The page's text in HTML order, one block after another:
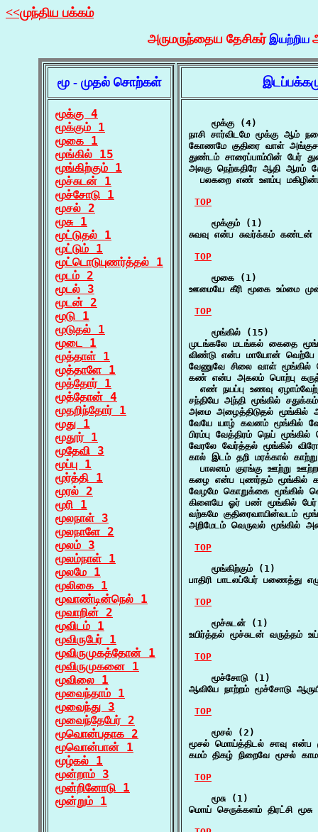
<<முந்திய பக்கம்
அருமருந்தைய தேசிகர் இயற்றிய
மூ - முதல் சொற்கள்
மூக்கு 4
மூக்கும் 1
மூகை 1
மூங்கில் 15
மூங்கிற்கும் 1
மூச்சுடன் 1
மூச்சோடு 1
மூசல் 2
மூசு 1
மூட்டுதல் 1
மூட்டும் 1
மூட்டொடுபுணர்த்தல் 1
மூடம் 2
மூடல் 3
மூடன் 2
மூடு 1
மூடுதல் 1
மூடை 1
மூத்தாள் 1
மூத்தாளே 1
மூத்தோர் 1
மூத்தோன் 4
மூதறிந்தோர் 1
மூது 1
மூதூர் 1
மூதேவி 3
மூப்பு 1
மூர்த்தி 1
மூரல் 2
மூரி 1
மூலநாள் 3
மூலநாளே 2
மூலம் 3
மூலம்நாள் 1
மூலமே 1
மூலிகை 1
மூவாண்டின்நெல் 1
மூவாறின் 2
மூவிடம் 1
மூவிருபேர் 1
மூவிருமுகத்தோன் 1
மூவிருமுகனை 1
மூவிலை 1
மூவைந்தாம் 1
மூவைந்து 3
மூவைந்தேபேர் 2
மூவொன்பதாக 2
மூவொன்பான் 1
மூழ்கல் 1
மூன்றாம் 3
மூன்றினோடு 1
மூன்றும் 1
    மூக்கு (4)
நாசி சார்விடமே மூக்கு
கோணமே குதிரை வாள்
துண்டம் சாரைப்பாம்பின்
அலகு நெற்கதிரே ஆதி ஆரம்
பலகறை எண் உளம்பு
TOP
    மூக்கும் (1)
சுவவு என்ப சுவர்க்கம்
TOP
    மூகை (1)
ஊமையே கீரி மூகை உம்மை
TOP
    மூங்கில் (15)
முடங்கலே மடங்கல் கைதை
விண்டு என்ப மாயோன்
வேணுவே சிலை வாள்
கண் என்ப அகலம் பொற்பு
எண் நயப்பு உணவு
சந்தியே அந்தி மூங்கில்
அமை அழைத்திடுதல் மூங்கில்
வேயே யாழ் கவனம் மூங்கில்
பிரம்பு வேத்திரம் நெய்
வேரலே வேர்த்தல் மூங்கில்
கால் இடம் தறி மரக்கால்
பாலனம் குரங்கு ஊற்று
கழை என்ப புணர்தம் மூங்கில்
வேழமே கொறுக்கை
கிளையே ஓர் பண் மூங்கில்
வற்கமே குதிரைவாயின்வடம்
அறிமேடம் வெருவல்
TOP
    மூங்கிற்கும் (1)
பாதிரி பாடலப்பேர் பணைத்து
TOP
    மூச்சுடன் (1)
உயிர்த்தல் மூச்சுடன்
TOP
    மூச்சோடு (1)
ஆவியே நாற்றம் மூச்சோடு
TOP
    மூசல் (2)
மூசல் மொய்த்திடல் சாவு என்ப
கமம் திகழ் நிறைவே மூசல்
TOP
    மூசு (1)
மொய் செருக்களம் திரட்சி